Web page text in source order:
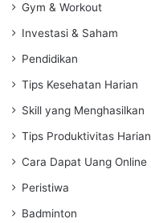
Gym & Workout
Investasi & Saham
Pendidikan
Tips Kesehatan Harian
Skill yang Menghasilkan
Tips Produktivitas Harian
Cara Dapat Uang Online
Peristiwa
Badminton